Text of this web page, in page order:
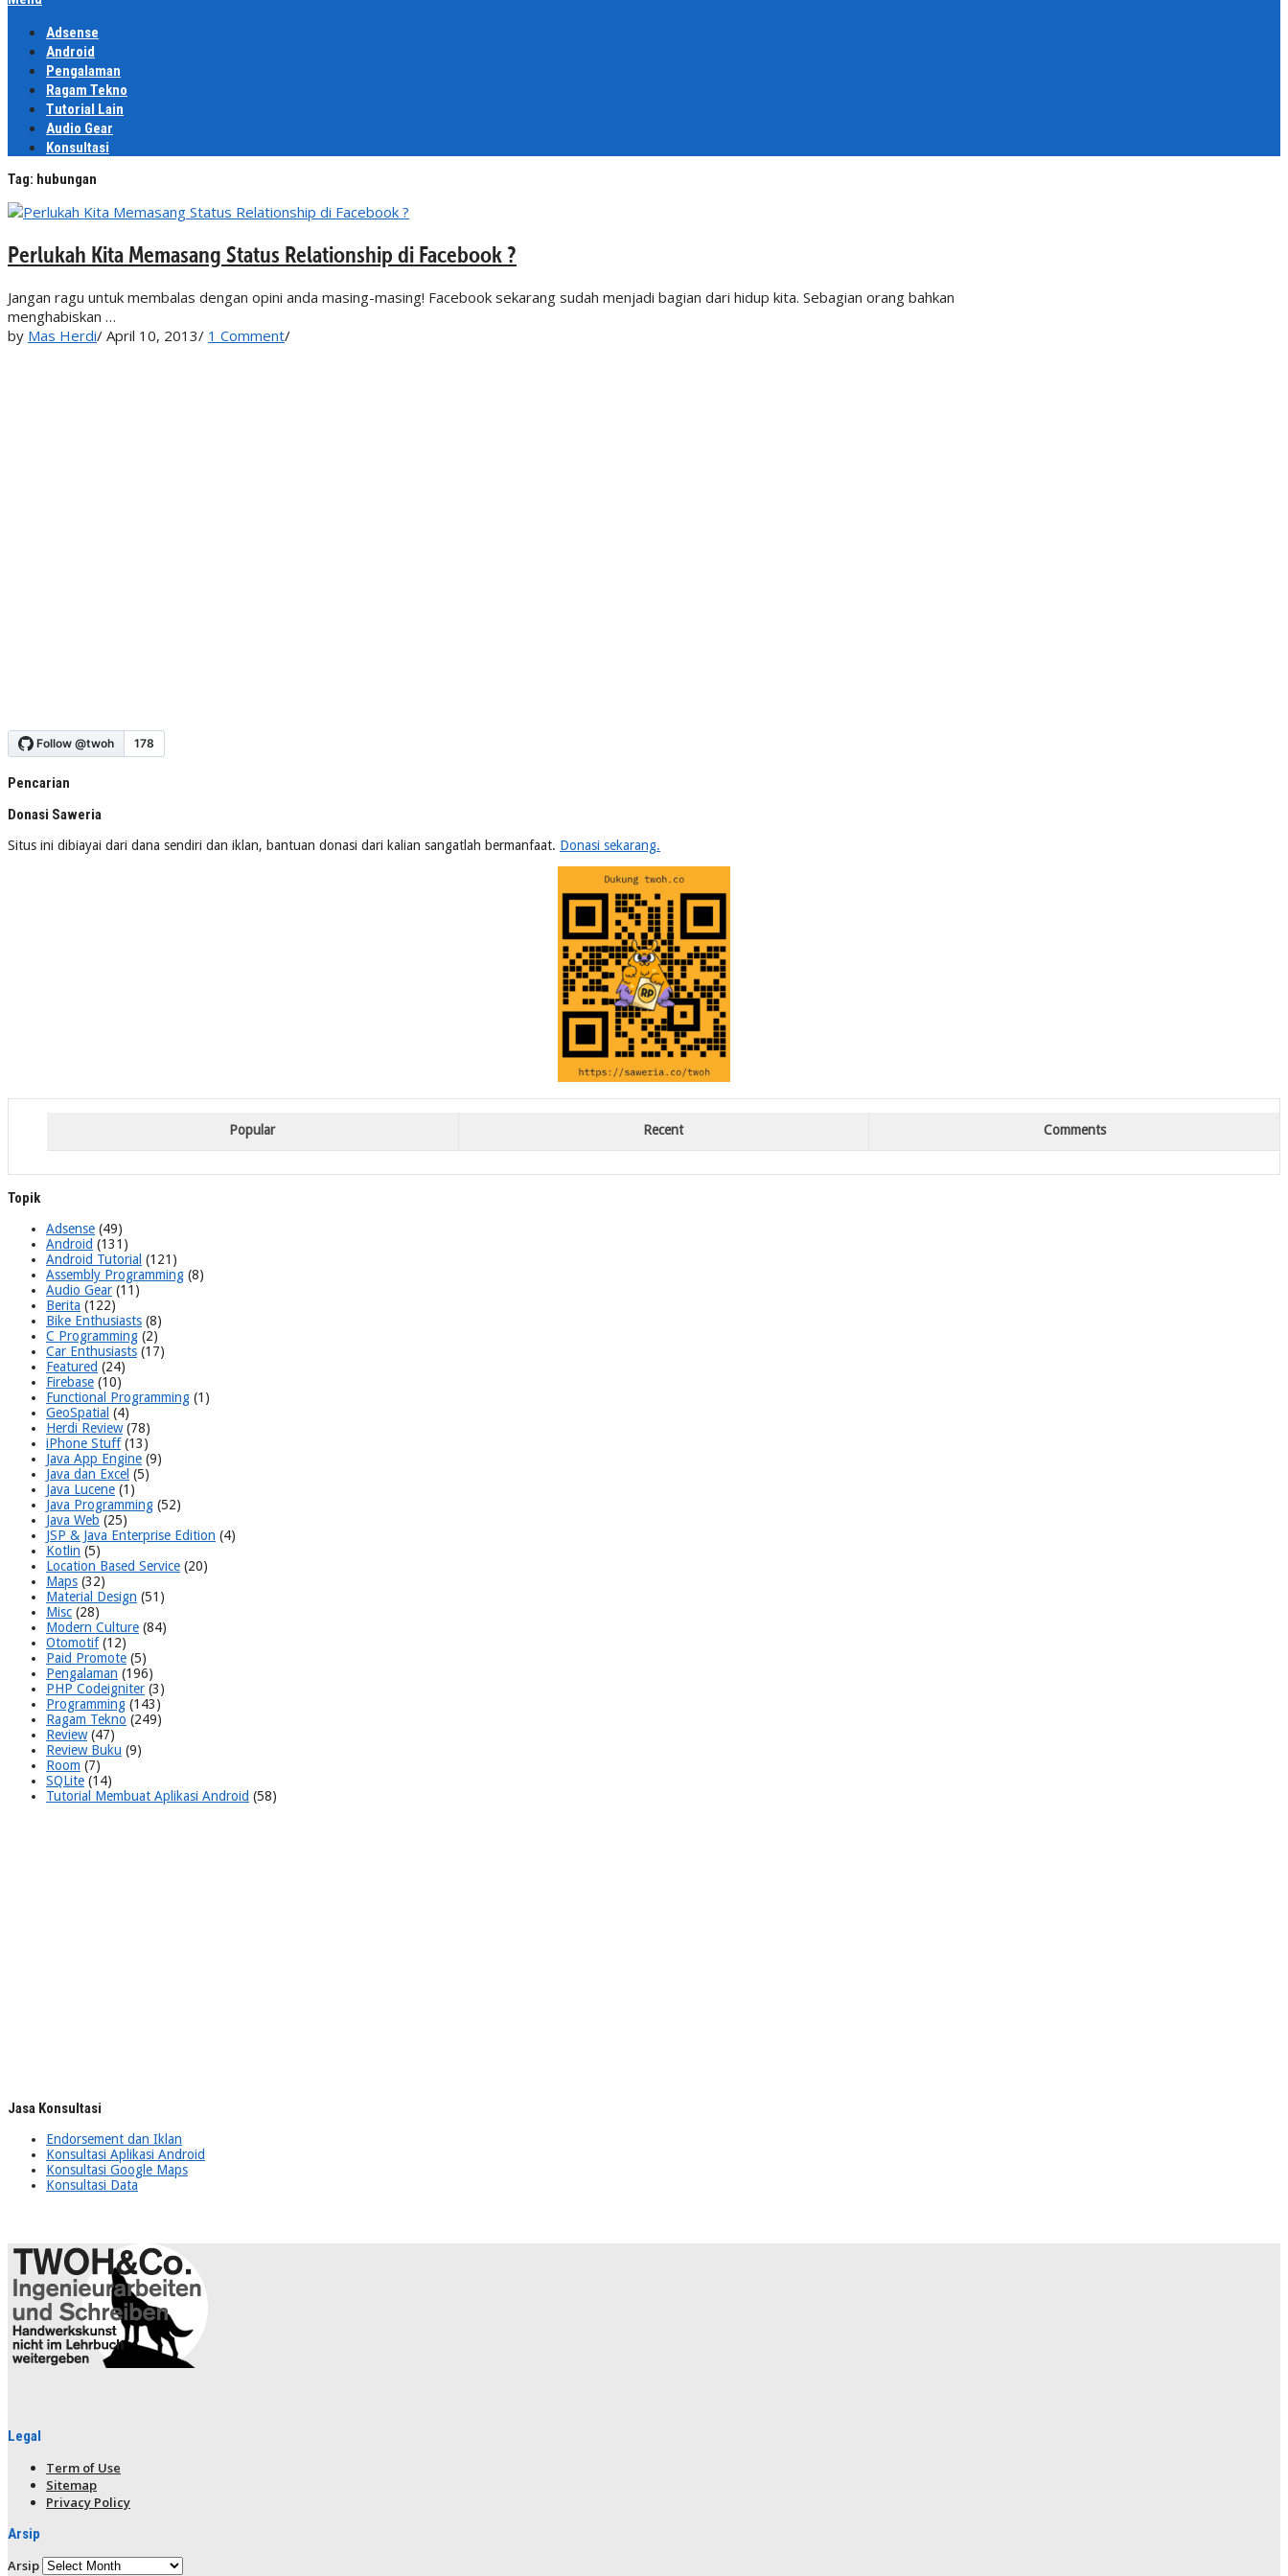
Adsense
Android
Pengalaman
Ragam Tekno
Tutorial Lain
Audio Gear
Konsultasi
Tag: hubungan
Perlukah Kita Memasang Status Relationship di Facebook ?
Jangan ragu untuk membalas dengan opini anda masing-masing! Facebook sekarang sudah menjadi bagian dari hidup kita. Sebagian orang bahkan
menghabiskan …
by Mas Herdi/ April 10, 2013/ 1 Comment/
Pencarian
Donasi Saweria
Situs ini dibiayai dari dana sendiri dan iklan, bantuan donasi dari kalian sangatlah bermanfaat. Donasi sekarang.
Popular Recent Comments
Topik
Adsense (49)
Android (131)
Android Tutorial (121)
Assembly Programming (8)
Audio Gear (11)
Berita (122)
Bike Enthusiasts (8)
C Programming (2)
Car Enthusiasts (17)
Featured (24)
Firebase (10)
Functional Programming (1)
GeoSpatial (4)
Herdi Review(78)
iPhone Stuff(13)
Java App Engine (9)
Java dan Excel (5)
Java Lucene (1)
Java Programming (52)
Java Web (25)
JSP & Java Enterprise Edition (4)
Kotlin (5)
Location Based Service (20)
Maps (32)
Material Design (51)
Misc (28)
Modern Culture (84)
Otomotif(12)
Paid Promote (5)
Pengalaman (196)
PHP Codeigniter (3)
Programming (143)
Ragam Tekno (249)
Review(47)
Review Buku (9)
Room (7)
SQLite (14)
Tutorial Membuat Aplikasi Android (58)
Jasa Konsultasi
Endorsement dan Iklan
Konsultasi Aplikasi Android
Konsultasi Google Maps
Konsultasi Data
Legal
Term of Use
Sitemap
Privacy Policy
Arsip
Arsip